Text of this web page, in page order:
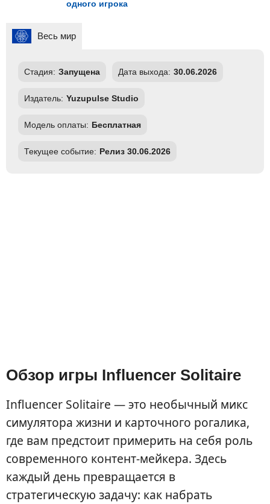
одного игрока
Весь мир
Стадия: Запущена Дата выхода: 30.06.2026
Издатель: Yuzupulse Studio
Модель оплаты: Бесплатная
Текущее событие: Релиз 30.06.2026
Обзор игры Influencer Solitaire
Influencer Solitaire — это необычный микс
симулятора жизни и карточного рогалика,
где вам предстоит примерить на себя роль
современного контент-мейкера. Здесь
каждый день превращается в
стратегическую задачу: как набрать